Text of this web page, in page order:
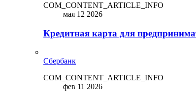
COM_CONTENT_ARTICLE_INFO
мая 12 2026
Кредитная карта для
Сбербанк
COM_CONTENT_ARTICLE_INFO
фев 11 2026